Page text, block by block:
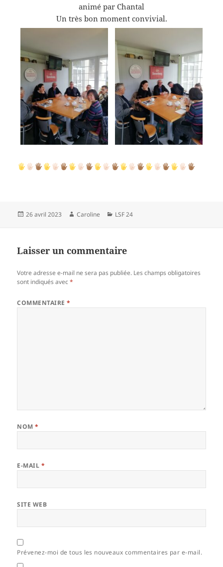
animé par Chantal
Un très bon moment convivial.
Publié
26 avril 2023 Auteur
Caroline Catégories
LSF 24
Laisser un commentaire
Votre adresse e-mail ne sera pas publiée. Les champs obligatoires
sont indiqués avec*
COMMENTAIRE*
NOM*
E-MAIL *
SITE WEB
Prévenez-moi de tous les nouveaux commentaires par e-mail.